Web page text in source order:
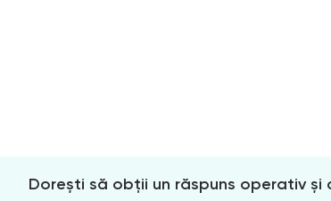
Dorești să obții un răspuns operativ și